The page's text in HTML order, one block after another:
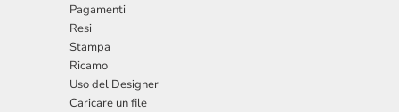
Pagamenti
Resi
Stampa
Ricamo
Uso del Designer
Caricare un file